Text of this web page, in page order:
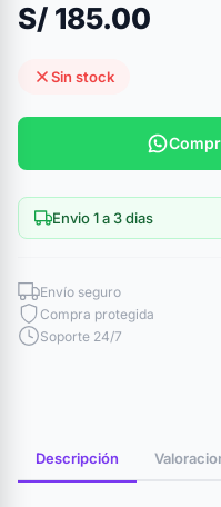
S/ 185.00
Sin stock
Envio 1 a 3 dias
Envío seguro
Compra protegida
Soporte 24/7
Descripción